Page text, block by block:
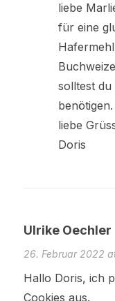
liebe
für eine
solltest
benötigen.
liebe
Doris
Ulrike Oechler
26. Februar 2022
Hallo Doris, ich
Cookies aus.